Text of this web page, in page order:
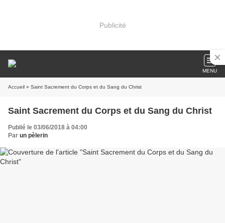
Publicité
MENU
Accueil » Saint Sacrement du Corps et du Sang du Christ
Saint Sacrement du Corps et du Sang du Christ
Publié le 03/06/2018 à 04:00
Par un pèlerin